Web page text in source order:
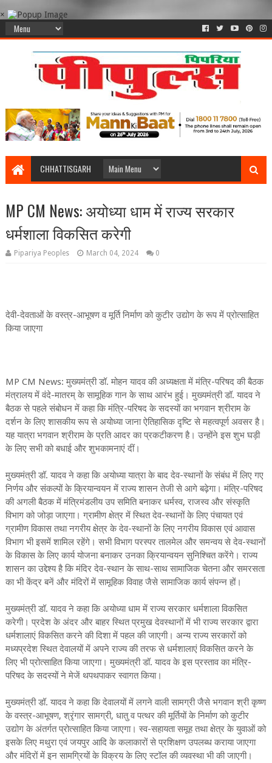
×
CHHATTISGARH
MP CM News: अयोध्या धाम में राज्य सरकार
धर्मशाला विकसित करेगी
Pipariya Peoples March 04, 2024 0
देवी-देवताओं के वस्त्र-आभूषण व मूर्ति निर्माण को कुटीर उद्योग के रूप में प्रोत्साहित
किया जाएगा
MP CM News: मुख्यमंत्री डॉ. मोहन यादव की अध्यक्षता में मंत्रि-परिषद की बैठक
मंत्रालय में वंदे-मातरम् के सामूहिक गान के साथ आरंभ हुई। मुख्यमंत्री डॉ. यादव ने
बैठक से पहले संबोधन में कहा कि मंत्रि-परिषद के सदस्यों का भगवान श्रीराम के
दर्शन के लिए शासकीय रूप से अयोध्या जाना ऐतिहासिक दृष्टि से महत्वपूर्ण अवसर है।
यह यात्रा भगवान श्रीराम के प्रति आदर का प्रकटीकरण है। उन्होंने इस शुभ घड़ी
के लिए सभी को बधाई और शुभकामनाएं दीं।
मुख्यमंत्री डॉ. यादव ने कहा कि अयोध्या यात्रा के बाद देव-स्थानों के संबंध में लिए गए
निर्णय और संकल्पों के क्रियान्वयन में राज्य शासन तेजी से आगे बढ़ेगा। मंत्रि-परिषद
की अगली बैठक में मंत्रिमंडलीय उप समिति बनाकर धर्मस्व, राजस्व और संस्कृति
विभाग को जोड़ा जाएगा। ग्रामीण क्षेत्र में स्थित देव-स्थानों के लिए पंचायत एवं
ग्रामीण विकास तथा नगरीय क्षेत्र के देव-स्थानों के लिए नगरीय विकास एवं आवास
विभाग भी इसमें शामिल रहेंगे। सभी विभाग परस्पर तालमेल और समन्वय से देव-स्थानों
के विकास के लिए कार्य योजना बनाकर उनका क्रियान्वयन सुनिश्चित करेंगे। राज्य
शासन का उद्देश्य है कि मंदिर देव-स्थान के साथ-साथ सामाजिक चेतना और समरसता
का भी केंद्र बनें और मंदिरों में सामूहिक विवाह जैसे सामाजिक कार्य संपन्न हों।
मुख्यमंत्री डॉ. यादव ने कहा कि अयोध्या धाम में राज्य सरकार धर्मशाला विकसित
करेगी। प्रदेश के अंदर और बाहर स्थित प्रमुख देवस्थानों में भी राज्य सरकार द्वारा
धर्मशालाएं विकसित करने की दिशा में पहल की जाएगी। अन्य राज्य सरकारों को
मध्यप्रदेश स्थित देवालयों में अपने राज्य की तरफ से धर्मशालाएं विकसित करने के
लिए भी प्रोत्साहित किया जाएगा। मुख्यमंत्री डॉ. यादव के इस प्रस्ताव का मंत्रि-
परिषद के सदस्यों ने मेजें थपथपाकर स्वागत किया।
मुख्यमंत्री डॉ. यादव ने कहा कि देवालयों में लगने वाली सामग्री जैसे भगवान श्री कृष्ण
के वस्त्र-आभूषण, श्रृंगार सामग्री, धातु व पत्थर की मूर्तियों के निर्माण को कुटीर
उद्योग के अंतर्गत प्रोत्साहित किया जाएगा। स्व-सहायता समूह तथा क्षेत्र के युवाओं को
इसके लिए मथुरा एवं जयपुर आदि के कलाकारों से प्रशिक्षण उपलब्ध कराया जाएगा
और मंदिरों में इन सामग्रियों के विक्रय के लिए स्टॉल की व्यवस्था भी की जाएगी।